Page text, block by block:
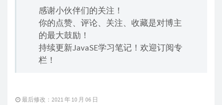
感谢小伙伴们的关注！
你的点赞、评论、关注、收藏是对博主
的最大鼓励！
持续更新JavaSE学习笔记！欢迎订阅专
栏！
最后修改：2021 年 10 月 06 日